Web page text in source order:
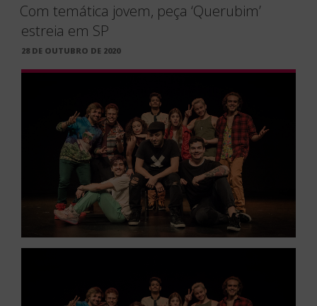
Com temática jovem, peça ‘Querubim’
estreia em SP
PUBLICADO
28 DE OUTUBRO DE 2020